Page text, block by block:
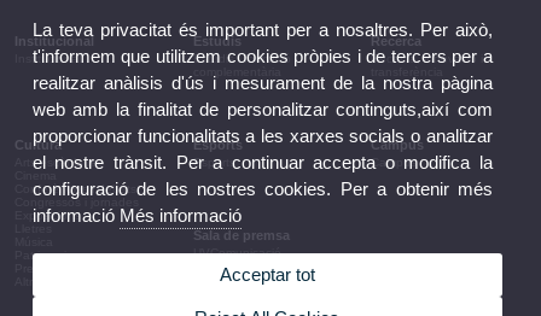
Institucional
Institucional
Estudis
Estudis i formació
Recerca
Recerca, innovació i
Cultura
Arts escèniques
Conferències i debats
Congressos i jornades
Exposicions
Patrimoni
Esports
Esports
Campus
Campus
Sala de premsa
UVComunicació
Notes de premsa
Agenda de govern
La teva privacitat és important per a nosaltres. Per això,
t'informem que utilitzem cookies pròpies i de tercers per a
realitzar anàlisis d'ús i mesurament de la nostra pàgina
web amb la finalitat de personalitzar continguts,així com
proporcionar funcionalitats a les xarxes socials o analitzar
el nostre trànsit. Per a continuar accepta o modifica la
configuració de les nostres cookies. Per a obtenir més
informació Més informació
Acceptar tot